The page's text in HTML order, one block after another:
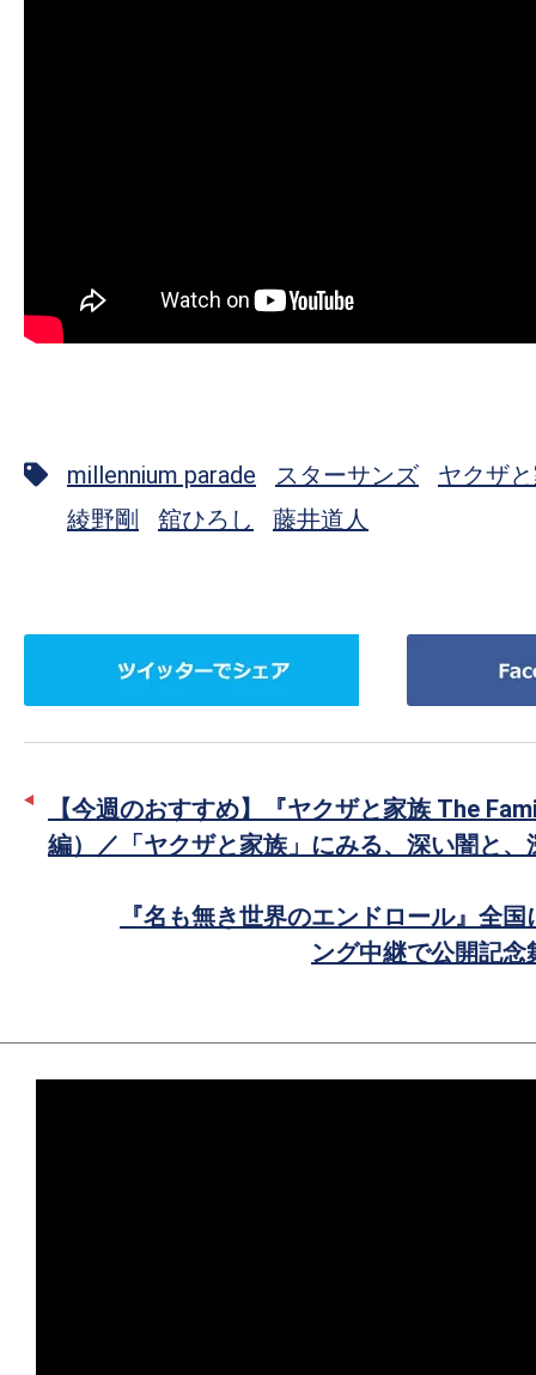
millennium parade スターサンズ
ヤクザ
綾野剛
舘ひろし 藤井道人
ー
ア
【今週のおすすめ】『ヤクザと家族 The
編）／「ヤクザと家族」にみる、深い闇と、
『名も無き世界のエンドロール』全
ング中継で公開記